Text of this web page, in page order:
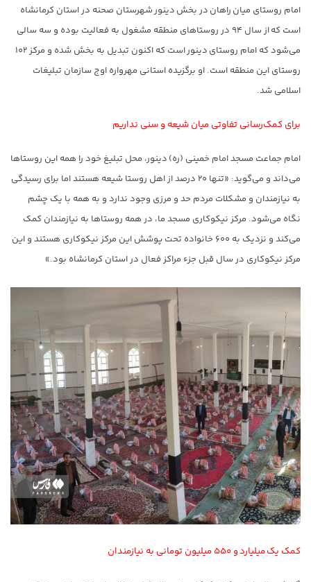
امام روستای میان راهان در بخش دینور شهرستان صحنه در استان کرمانشاه
است که از سال ۹۴ در روستاهای منطقه مشغول به فعالیت بوده و سه سالی
می‌شود که امام روستای دینور است که اکنون تبدیل به بخش شده و مرکز ۱۰۲
روستای این منطقه است. او برگزیده استانی مهرواره اوج سازمان تبلیغات
اسلامی شد.
برای کمک‌رسانی تفاوتی میان شیعه و سنی نداریم
امام جماعت مسجد امام خمینی (ره) دینور، محل تبلیغ خود را همه این روستاها
می‌داند و می‌گوید: «تنها ۲۰ درصد از اهل روستا شیعه هستند اما برای رسیدگی
به نیازمندان و مشکلات مردم حد و مرزی وجود ندارد و به همه با یک چشم
نگاه می‌شود. مرکز نیکوکاری مسجد ما، در همه روستاها به نیازمندان کمک
می‌کند و نزدیک به ۶۰۰ خانواده تحت پوشش این مرکز نیکوکاری هستند و این
مرکز نیکوکاری در سال قبل جزء مراکز فعال در استان کرمانشاه بود.»
کمک یک میلیارد و ۵۵۰ میلیون تومانی به نیازمندان